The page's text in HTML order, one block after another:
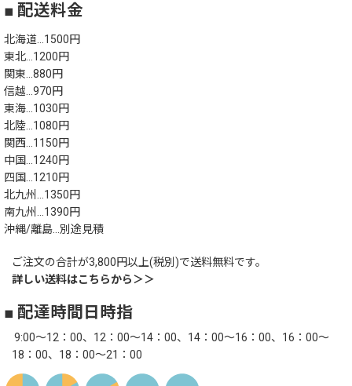
■ 配送料金
北海道…1500円
東北…1200円
関東…880円
信越…970円
東海…1030円
北陸…1080円
関西…1150円
中国…1240円
四国…1210円
北九州…1350円
南九州…1390円
沖縄/離島…別途見積
ご注文の合計が3,800円以上(税別)で送料無料です。
詳しい送料はこちらから＞＞
■ 配達時間日時指
9:00～12：00、12：00～14：00、14：00～16：00、16：00～
18：00、18：00～21：00